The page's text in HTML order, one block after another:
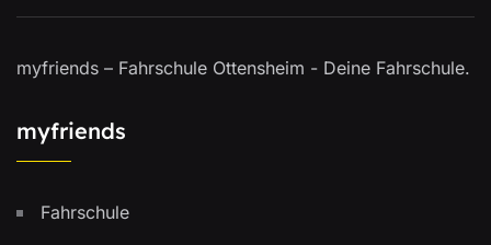
myfriends – Fahrschule Ottensheim - Deine Fahrschule.
myfriends
Fahrschule